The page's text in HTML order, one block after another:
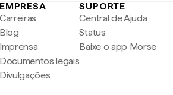
EMPRESA
Carreiras
Blog
Imprensa
Documentos legais
Divulgações
SUPORTE
Central de Ajuda
Status
Baixe o app Morse